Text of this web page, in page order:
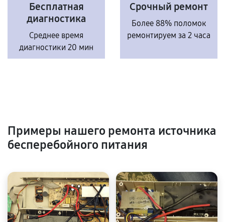
Бесплатная
диагностика
Среднее время
диагностики 20 мин
Срочный ремонт
Более 88% поломок
ремонтируем за 2 часа
Примеры нашего ремонта источника
бесперебойного питания